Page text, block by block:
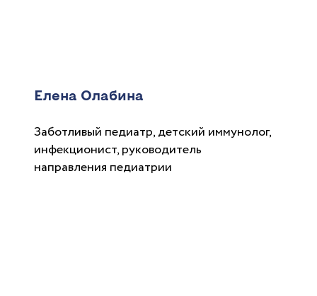
Елена Олабина
Заботливый педиатр, детский иммунолог,
инфекционист, руководитель
направления педиатрии